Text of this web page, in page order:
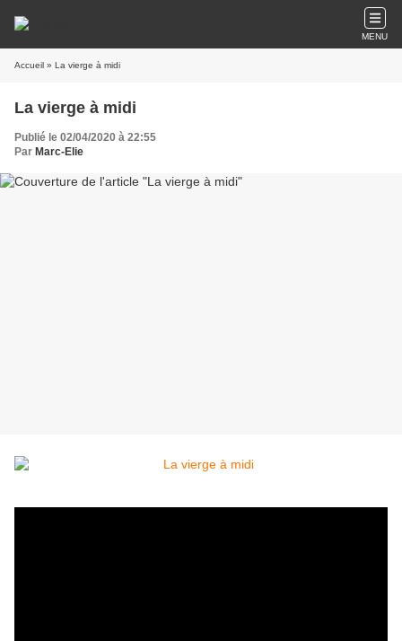
MENU
Accueil » La vierge à midi
La vierge à midi
Publié le 02/04/2020 à 22:55
Par Marc-Elie